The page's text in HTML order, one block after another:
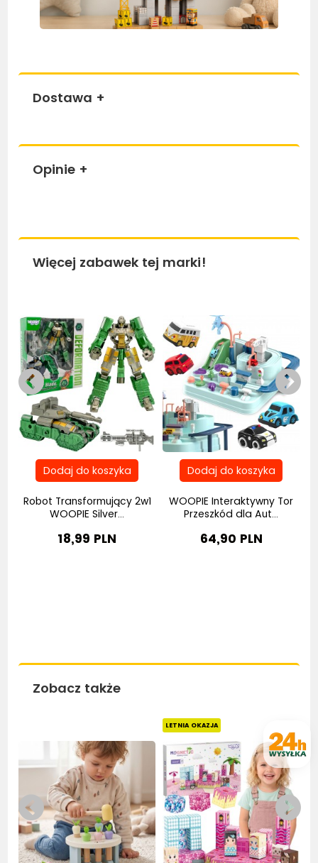
Dostawa +
Opinie +
Więcej zabawek tej marki!
Robot Transformujący 2w1
WOOPIE Silver...
18,99 PLN
WOOPIE Interaktywny Tor
Przeszkód dla Aut...
64,90 PLN
Zobacz także
LETNIA OKAZJA